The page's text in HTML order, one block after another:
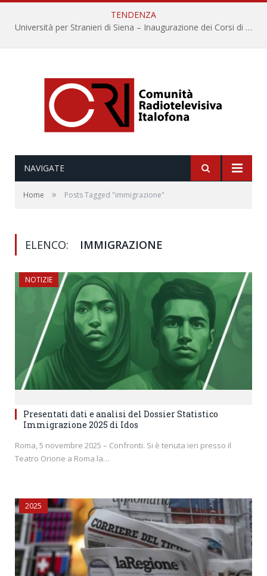
TENDENZA
Università per Stranieri di Siena – Inaugurazione dei Corsi di Lingua e Cultura Italiana, 109a annata
NAVIGATE
Home » Posts Tagged "immigrazione"
ELENCO: IMMIGRAZIONE
NOTIZIE
Presentati dati e analisi del Dossier Statistico
Immigrazione 2025 di Idos
Roma, 5 novembre 2025 – Confronti. Si è tenuta ieri presso il
Teatro Orione a Roma la…
2025